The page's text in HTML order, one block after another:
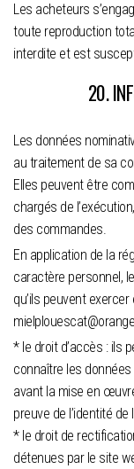
Les acheteurs
toute reproduction
interdite et est
20.
Les données
au traitement de sa
Elles peuvent être
chargés de
des commandes.
En application de la
caractère personnel,
qu’ils peuvent
* le droit d’accès : ils
connaître les
avant la mise en
preuve de l’identité de
* le droit de
détenues par le site